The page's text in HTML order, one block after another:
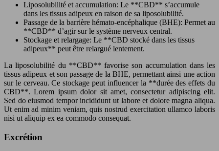
Liposolubilité et accumulation: Le **CBD** s’accumule
dans les tissus adipeux en raison de sa liposolubilité.
Passage de la barrière hémato-encéphalique (BHE): Permet au
**CBD** d’agir sur le système nerveux central.
Stockage et relargage: Le **CBD stocké dans les tissus
adipeux** peut être relargué lentement.
La liposolubilité du **CBD** favorise son accumulation dans les
tissus adipeux et son passage de la BHE, permettant ainsi une action
sur le cerveau. Ce stockage peut influencer la **durée des effets du
CBD**. Lorem ipsum dolor sit amet, consectetur adipiscing elit.
Sed do eiusmod tempor incididunt ut labore et dolore magna aliqua.
Ut enim ad minim veniam, quis nostrud exercitation ullamco laboris
nisi ut aliquip ex ea commodo consequat.
Excrétion